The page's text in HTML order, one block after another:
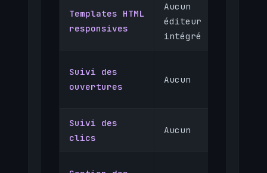
Templates HTML
responsives
Aucun
éditeur
intégré
Suivi des
ouvertures
Aucun
Suivi des
clics
Aucun